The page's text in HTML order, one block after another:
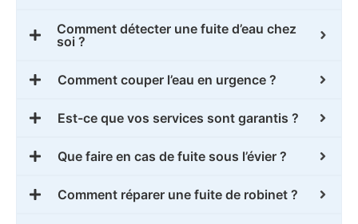
Comment détecter une fuite d’eau chez
soi ?
Comment couper l’eau en urgence ?
Est-ce que vos services sont garantis ?
Que faire en cas de fuite sous l’évier ?
Comment réparer une fuite de robinet ?